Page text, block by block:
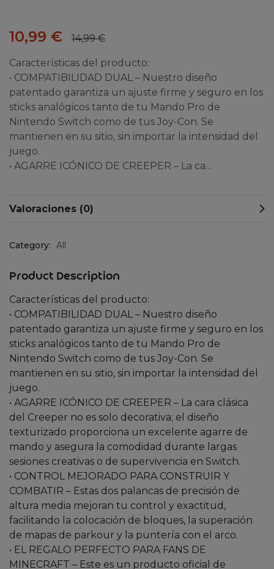
10,99 € 14,99€
Características del producto:
• COMPATIBILIDAD DUAL – Nuestro diseño
patentado garantiza un ajuste firme y seguro en los
sticks analógicos tanto de tu Mando Pro de
Nintendo Switch como de tus Joy-Con. Se
mantienen en su sitio, sin importar la intensidad del
juego.
• AGARRE ICÓNICO DE CREEPER – La ca…
Valoraciones (0)
Category: All
Product Description
Características del producto:
• COMPATIBILIDAD DUAL – Nuestro diseño
patentado garantiza un ajuste firme y seguro en los
sticks analógicos tanto de tu Mando Pro de
Nintendo Switch como de tus Joy-Con. Se
mantienen en su sitio, sin importar la intensidad del
juego.
• AGARRE ICÓNICO DE CREEPER – La cara clásica
del Creeper no es solo decorativa; el diseño
texturizado proporciona un excelente agarre de
mando y asegura la comodidad durante largas
sesiones creativas o de supervivencia en Switch.
• CONTROL MEJORADO PARA CONSTRUIR Y
COMBATIR – Estas dos palancas de precisión de
altura media mejoran tu control y exactitud,
facilitando la colocación de bloques, la superación
de mapas de parkour y la puntería con el arco.
• EL REGALO PERFECTO PARA FANS DE
MINECRAFT – Este es un producto oficial de